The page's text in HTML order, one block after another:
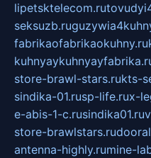
lipetsktelecom.ru
seksuzb.ru
fabrikaofabrikaokuhny.ru
store-brawl-stars.rukts-
sindika-01.rusp-life.rux-
e-abis-1-c.rusindika01.ru
store-brawlstars.ru
antenna-highly.rumine-